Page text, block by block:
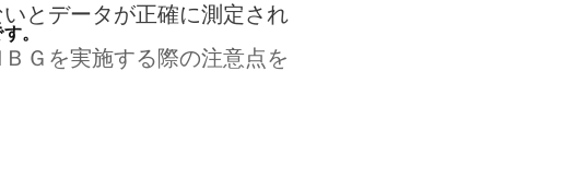
とデータが正確に測定され
Ｇを実施する際の注意点を
。